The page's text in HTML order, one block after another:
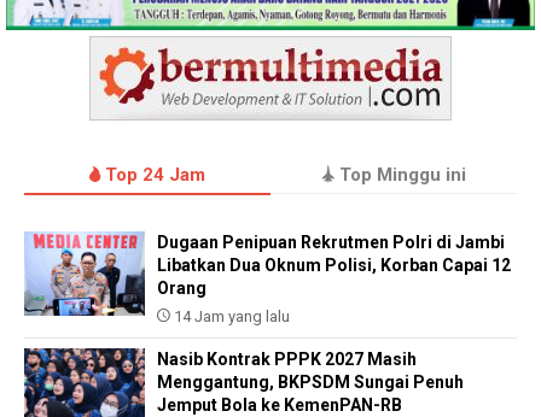
Top 24 Jam Top Minggu ini
Dugaan Penipuan Rekrutmen Polri di Jambi
Libatkan Dua Oknum Polisi, Korban Capai 12
Orang
14 Jam yang lalu
Nasib Kontrak PPPK 2027 Masih
Menggantung, BKPSDM Sungai Penuh
Jemput Bola ke KemenPAN-RB